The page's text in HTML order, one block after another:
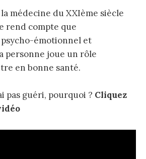
médecine du XXIème siècle
rend compte que
émotionnel et
personne joue un rôle
en bonne santé.
pas guéri, pourquoi ? Cliquez